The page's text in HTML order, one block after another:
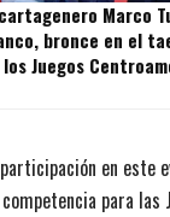
Marco
bronce en el
los Juegos
en este
para